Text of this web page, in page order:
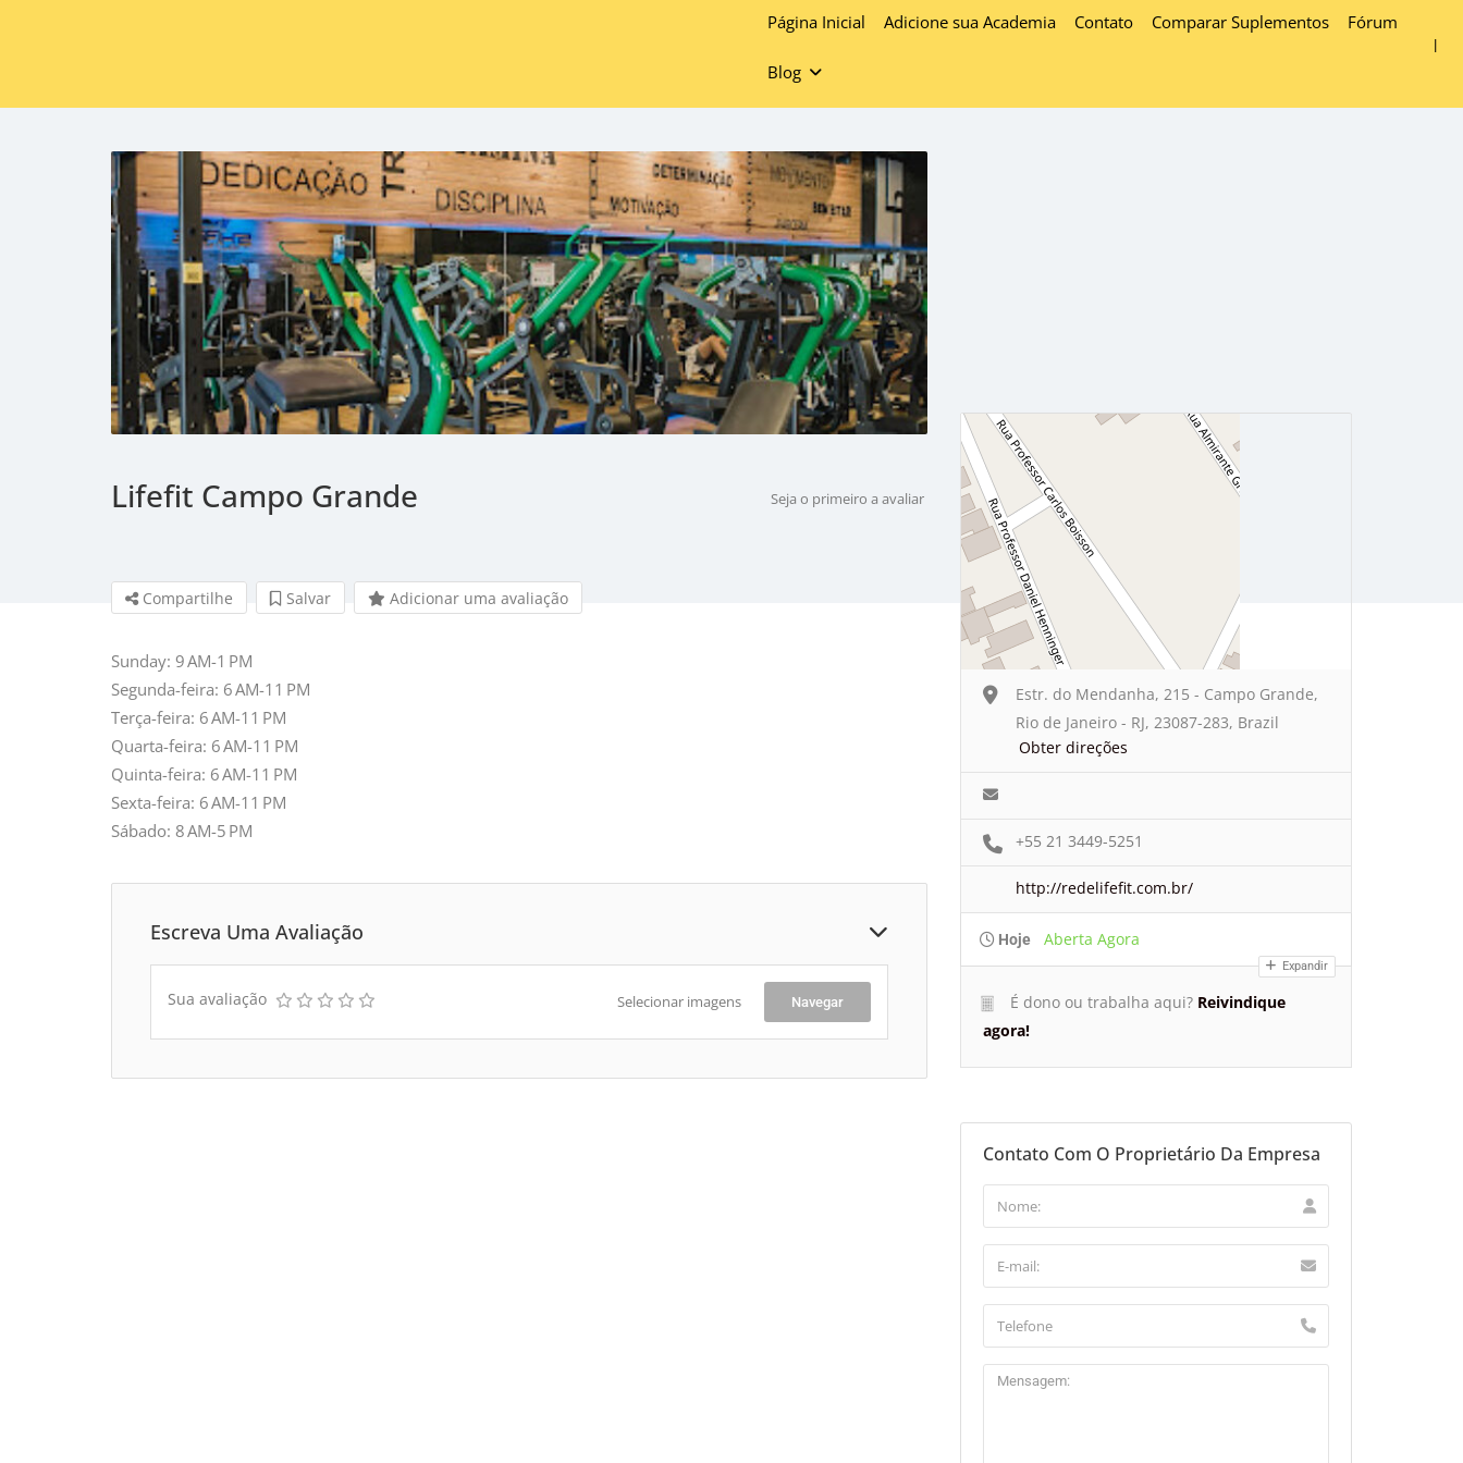
Página Inicial Adicione sua Academia Contato Comparar Suplementos Fórum
Blog
Lifefit Campo Grande Seja o primeiro a avaliar
Compartilhe Salvar Adicionar uma avaliação
Sunday: 9 AM-1 PM
Segunda-feira: 6 AM-11 PM
Terça-feira: 6 AM-11 PM
Quarta-feira: 6 AM-11 PM
Quinta-feira: 6 AM-11 PM
Sexta-feira: 6 AM-11 PM
Sábado: 8 AM-5 PM
Escreva Uma Avaliação
Sua avaliação Selecionar imagens Navegar
Estr. do Mendanha, 215 - Campo Grande,
Rio de Janeiro - RJ, 23087-283, Brazil
Obter direções
+55 21 3449-5251
http://redelifefit.com.br/
Hoje Aberta Agora
Expandir
É dono ou trabalha aqui? Reivindique
agora!
Contato Com O Proprietário Da Empresa